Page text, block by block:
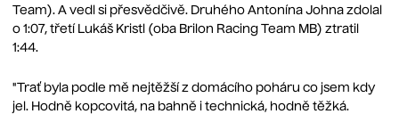
Team). A vedl si přesvědčivě. Druhého Antonína Johna zdolal
o 1:07, třetí Lukáš Kristl (oba Brilon Racing Team MB) ztratil
1:44.
"Trať byla podle mě nejtěžší z domácího poháru co jsem kdy
jel. Hodně kopcovitá, na bahně i technická, hodně těžká.